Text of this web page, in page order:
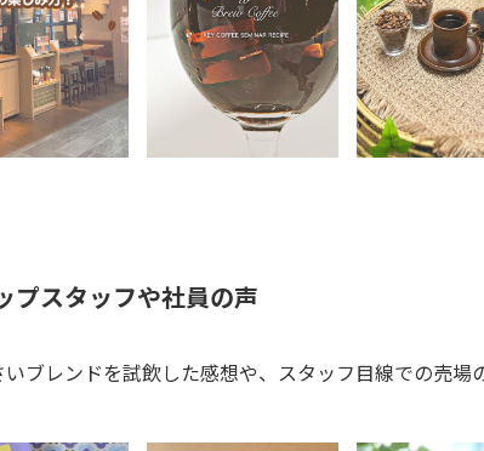
プスタッフや社員の声
ブレンドを試飲した感想や、スタッフ目線での売場